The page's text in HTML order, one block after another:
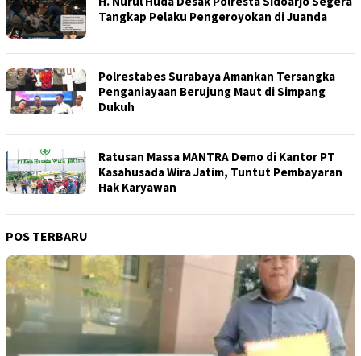
Tangkap Pelaku Pengeroyokan di Juanda
Polrestabes Surabaya Amankan Tersangka
Penganiayaan Berujung Maut di Simpang
Dukuh
Ratusan Massa MANTRA Demo di Kantor PT
Kasahusada Wira Jatim, Tuntut Pembayaran
Hak Karyawan
POS TERBARU